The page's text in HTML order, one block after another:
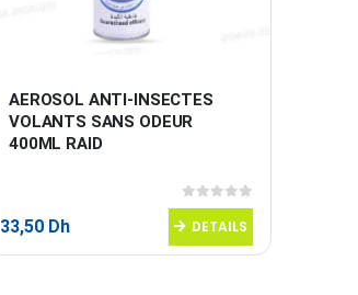
AEROSOL ANTI-INSECTES
VOLANTS SANS ODEUR
400ML RAID
0sur 5
33,50 Dh DETAILS